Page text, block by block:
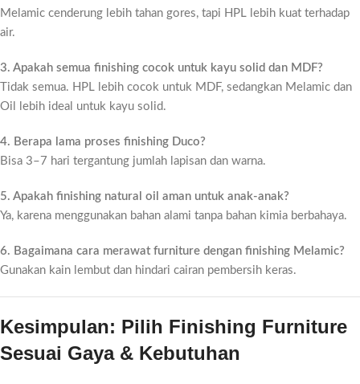
Melamic cenderung lebih tahan gores, tapi HPL lebih kuat terhadap
air.
3. Apakah semua finishing cocok untuk kayu solid dan MDF?
Tidak semua. HPL lebih cocok untuk MDF, sedangkan Melamic dan
Oil lebih ideal untuk kayu solid.
4. Berapa lama proses finishing Duco?
Bisa 3–7 hari tergantung jumlah lapisan dan warna.
5. Apakah finishing natural oil aman untuk anak-anak?
Ya, karena menggunakan bahan alami tanpa bahan kimia berbahaya.
6. Bagaimana cara merawat furniture dengan finishing Melamic?
Gunakan kain lembut dan hindari cairan pembersih keras.
Kesimpulan: Pilih Finishing Furniture
Sesuai Gaya & Kebutuhan